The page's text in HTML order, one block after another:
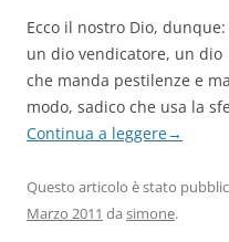
Ecco il nostro Dio, dunque:
un dio vendicatore, un dio
che manda pestilenze e
modo, sadico che usa la
Continua a leggere→
Questo articolo è stato
Marzo 2011 da simone.